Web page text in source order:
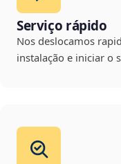
Serviço rápido
Nos deslocamos
instalação e iniciar o